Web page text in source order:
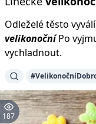
Odleželé těsto
velikonočníPo
vychladnout.
187